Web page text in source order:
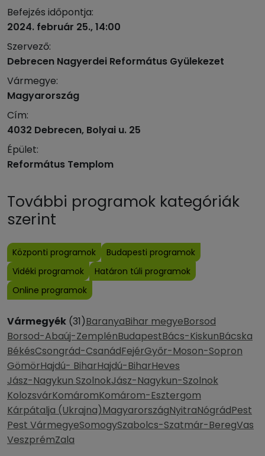
Befejzés időpontja:
2024. február 25., 14:00
Szervező:
Debrecen Nagyerdei Református Gyülekezet
Vármegye:
Magyarország
Cím:
4032 Debrecen, Bolyai u. 25
Épület:
Református Templom
További programok kategóriák
szerint
Központi programok
Budapesti programok
Vidéki programok
Határon túli programok
Online programok
Vármegyék (31)BaranyaBihar megyeBorsod
Borsod-Abaúj-ZemplénBudapestBács-KiskunBácska
BékésCsongrád-CsanádFejérGyőr-Moson-Sopron
GömörHajdú- BiharHajdú-BiharHeves
Jász-Nagykun SzolnokJász-Nagykun-Szolnok
KolozsvárKomáromKomárom-Esztergom
Kárpátalja (Ukrajna)MagyarországNyitraNógrádPest
Pest VármegyeSomogySzabolcs-Szatmár-BeregVas
VeszprémZala